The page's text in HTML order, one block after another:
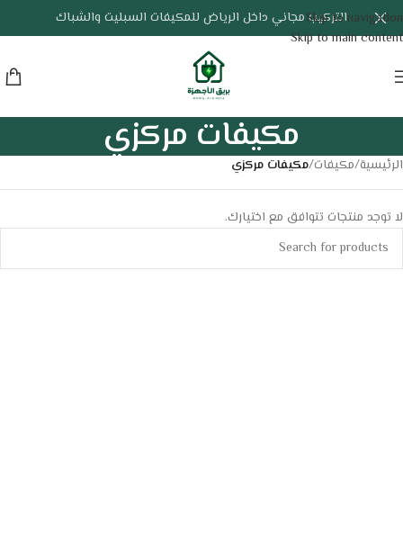
Skip to navigation
Skip to main content
التركيب مجاني داخل الرياض للمكيفات السبليت والشباك
مكيفات مركزي
الرئيسية/مكيفات/مكيفات مركزي
لا توجد منتجات تتوافق مع اختيارك.